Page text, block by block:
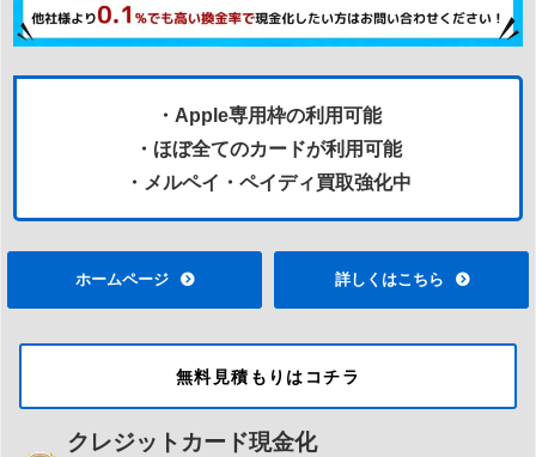
・Apple専用枠の利用可能
・ほぼ全てのカードが利用可能
・メルペイ・ペイディ買取強化中
ホームページ 詳しくはこちら
無料見積もりはコチラ
クレジットカード現金化